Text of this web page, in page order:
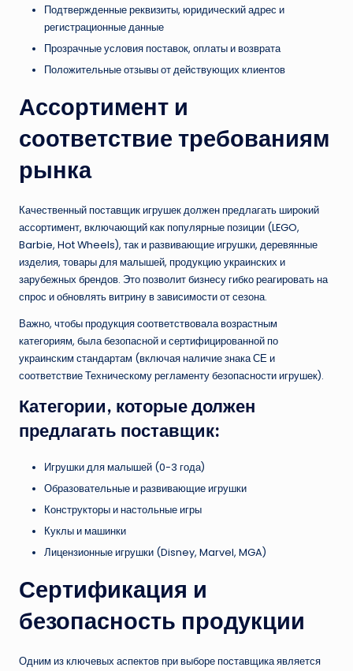
Подтвержденные реквизиты, юридический адрес и
регистрационные данные
Прозрачные условия поставок, оплаты и возврата
Положительные отзывы от действующих клиентов
Ассортимент и
соответствие требованиям
рынка
Качественный поставщик игрушек должен предлагать широкий
ассортимент, включающий как популярные позиции (LEGO,
Barbie, Hot Wheels), так и развивающие игрушки, деревянные
изделия, товары для малышей, продукцию украинских и
зарубежных брендов. Это позволит бизнесу гибко реагировать на
спрос и обновлять витрину в зависимости от сезона.
Важно, чтобы продукция соответствовала возрастным
категориям, была безопасной и сертифицированной по
украинским стандартам (включая наличие знака СЕ и
соответствие Техническому регламенту безопасности игрушек).
Категории, которые должен
предлагать поставщик:
Игрушки для малышей (0-3 года)
Образовательные и развивающие игрушки
Конструкторы и настольные игры
Куклы и машинки
Лицензионные игрушки (Disney, Marvel, MGA)
Сертификация и
безопасность продукции
Одним из ключевых аспектов при выборе поставщика является